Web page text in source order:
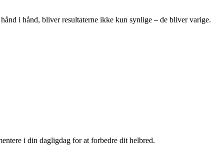
i hånd, bliver resultaterne ikke kun synlige – de bliver varige.
i din dagligdag for at forbedre dit helbred.